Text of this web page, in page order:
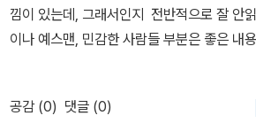
낌이 있는데, 그래서인지 전반적으로 잘 안
이나 예스맨, 민감한 사람들 부분은 좋은 내
공감 (0) 댓글 (0)